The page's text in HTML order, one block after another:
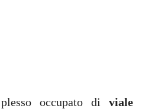
occupato di viale